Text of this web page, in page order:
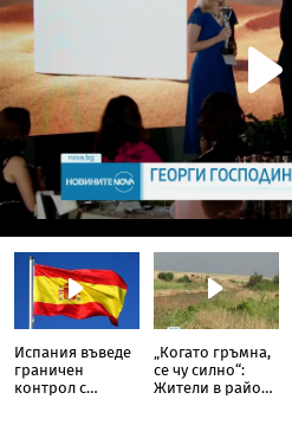
Испания въведе
граничен
контрол с
„Когато гръмна,
се чу силно“:
Жители в района